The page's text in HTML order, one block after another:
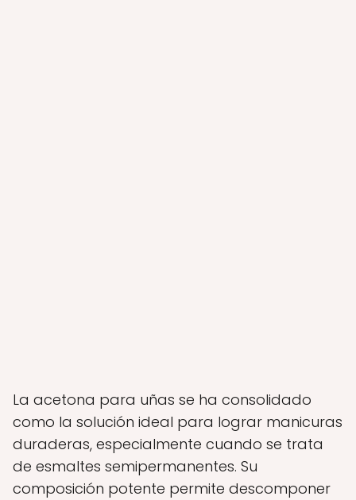
La acetona para uñas se ha consolidado
como la solución ideal para lograr manicuras
duraderas, especialmente cuando se trata
de esmaltes semipermanentes. Su
composición potente permite descomponer